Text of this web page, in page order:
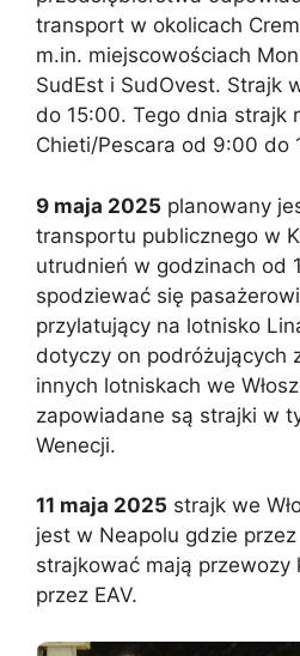
transport w okolicach
m.in. miejscowościach
SudEst i SudOvest. Strajk
do 15:00. Tego dnia strajk
Chieti/Pescara od 9:00 do
9 maja 2025 planowany
transportu publicznego w
utrudnień w godzinach od
spodziewać się
przylatujący na lotnisko
dotyczy on podróżujących
innych lotniskach we
zapowiadane są strajki w
Wenecji.
11 maja 2025 strajk we
jest w Neapolu gdzie
strajkować mają przewozy
przez EAV.